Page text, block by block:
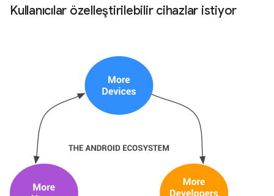
Kullanıcılar özelleştirilebilir cihazlar istiyor